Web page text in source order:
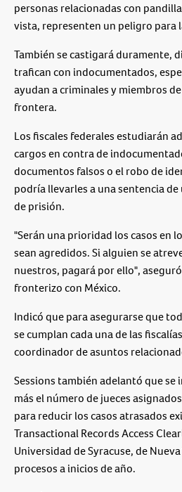
personas relacionadas con
vista, representen un peligro para
También se castigará duramente,
trafican con indocumentados,
ayudan a criminales y miembros
frontera.
Los fiscales federales estudiarán
cargos en contra de
documentos falsos o el robo de
podría llevarles a una sentencia
de prisión.
"Serán una prioridad los casos en
sean agredidos. Si alguien se
nuestros, pagará por ello",
fronterizo con México.
Indicó que para asegurarse que
se cumplan cada una de las
coordinador de asuntos
Sessions también adelantó que
más el número de jueces
para reducir los casos atrasados
Transactional Records Access
Universidad de Syracuse, de
procesos a inicios de año.